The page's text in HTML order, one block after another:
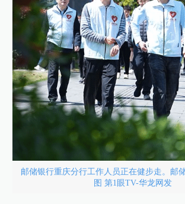
邮储银行重庆分行工作人员正在健步走。邮
图 第1眼TV-华龙网发